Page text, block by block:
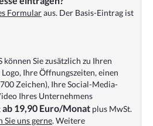
Formularaus. Der Basis-Eintrag ist
können Sie zusätzlich zu Ihren
Ihre Öffnungszeiten, einen
Zeichen), Ihre Social-Media-
Ihres Unternehmens
ab 19,90 Euro/Monat plus MwSt.
Sie uns gerne. Weitere